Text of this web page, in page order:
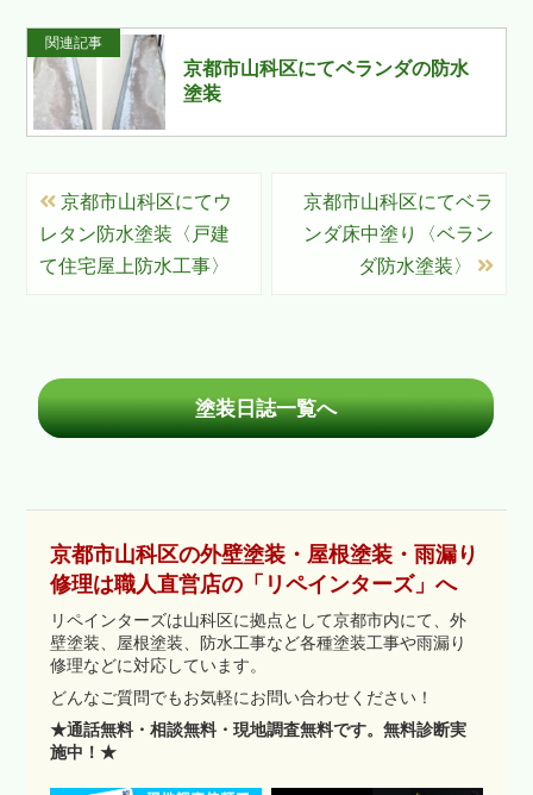
関連記事
京都市山科区にてベランダの防水
塗装
京都市山科区にてウ
レタン防水塗装〈戸建
て住宅屋上防水工事〉
京都市山科区にてベラ
ンダ床中塗り〈ベラン
ダ防水塗装〉
塗装日誌一覧へ
京都市山科区の外壁塗装・屋根塗装・雨漏り
修理は職人直営店の「リペインターズ」へ
リペインターズは山科区に拠点として京都市内にて、外
壁塗装、屋根塗装、防水工事など各種塗装工事や雨漏り
修理などに対応しています。
どんなご質問でもお気軽にお問い合わせください！
★通話無料・相談無料・現地調査無料です。無料診断実
施中！★